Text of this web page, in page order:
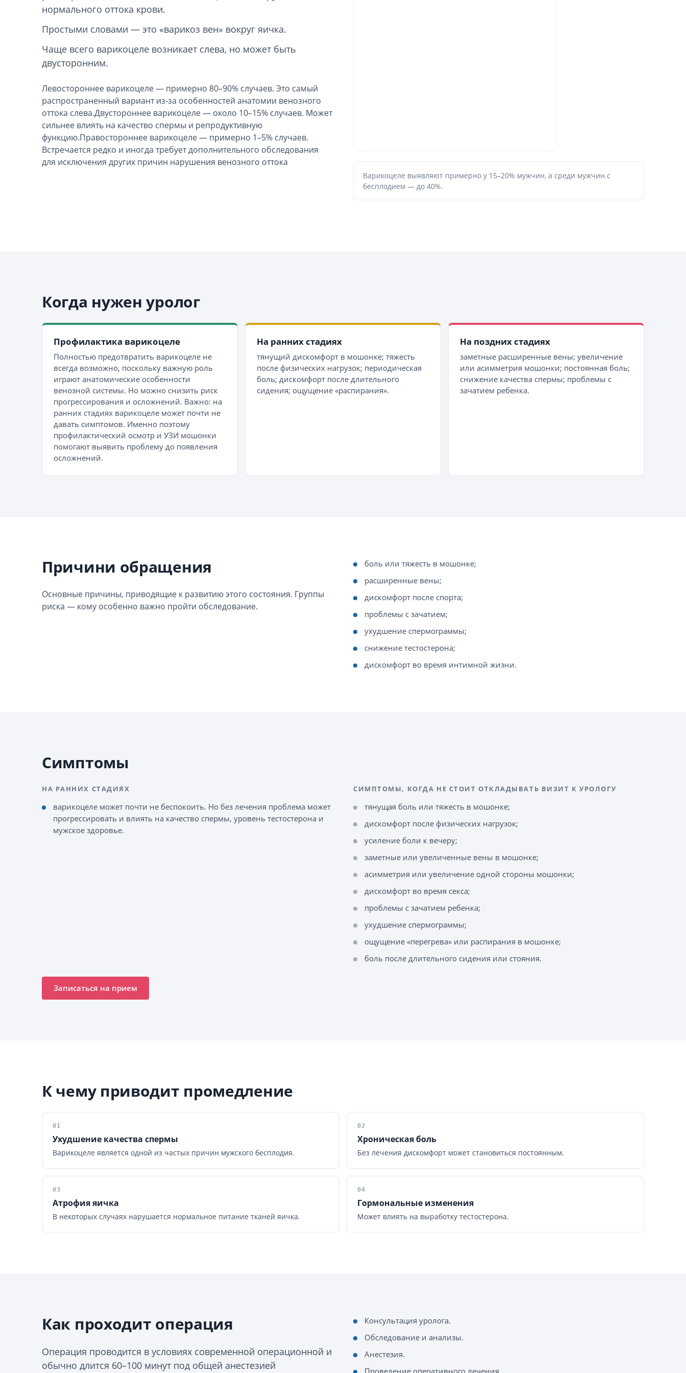
нормального оттока крови.
Простыми словами — это «варикоз вен» вокруг яичка.
Чаще всего варикоцеле возникает слева, но может быть
двусторонним.
Левостороннее варикоцеле — примерно 80–90% случаев. Это самый
распространенный вариант из-за особенностей анатомии венозного
оттока слева.Двустороннее варикоцеле — около 10–15% случаев. Может
сильнее влиять на качество спермы и репродуктивную
функцию.Правостороннее варикоцеле — примерно 1–5% случаев.
Встречается редко и иногда требует дополнительного обследования
для исключения других причин нарушения венозного оттока
Варикоцеле выявляют примерно у 15–20% мужчин, а среди мужчин с
бесплодием — до 40%.
Когда нужен уролог
Профилактика варикоцеле
Полностью предотвратить варикоцеле не
всегда возможно, поскольку важную роль
играют анатомические особенности
венозной системы. Но можно снизить риск
прогрессирования и осложнений. Важно: на
ранних стадиях варикоцеле может почти не
давать симптомов. Именно поэтому
профилактический осмотр и УЗИ мошонки
помогают выявить проблему до появления
осложнений.
На ранних стадиях
тянущий дискомфорт в мошонке; тяжесть
после физических нагрузок; периодическая
боль; дискомфорт после длительного
сидения; ощущение «распирания».
На поздних стадиях
заметные расширенные вены; увеличение
или асимметрия мошонки; постоянная боль;
снижение качества спермы; проблемы с
зачатием ребенка.
Причини обращения
Основные причины, приводящие к развитию этого состояния. Группы
риска — кому особенно важно пройти обследование.
боль или тяжесть в мошонке;
расширенные вены;
дискомфорт после спорта;
проблемы с зачатием;
ухудшение спермограммы;
снижение тестостерона;
дискомфорт во время интимной жизни.
Симптомы
НА РАННИХ СТАДИЯХ
варикоцеле может почти не беспокоить. Но без лечения проблема может
прогрессировать и влиять на качество спермы, уровень тестостерона и
мужское здоровье.
СИМПТОМЫ, КОГДА НЕ СТОИТ ОТКЛАДЫВАТЬ ВИЗИТ К УРОЛОГУ
тянущая боль или тяжесть в мошонке;
дискомфорт после физических нагрузок;
усиление боли к вечеру;
заметные или увеличенные вены в мошонке;
асимметрия или увеличение одной стороны мошонки;
дискомфорт во время секса;
проблемы с зачатием ребенка;
ухудшение спермограммы;
ощущение «перегрева» или распирания в мошонке;
боль после длительного сидения или стояния.
Записаться на прием
К чему приводит промедление
01
Ухудшение качества спермы
Варикоцеле является одной из частых причин мужского бесплодия.
02
Хроническая боль
Без лечения дискомфорт может становиться постоянным.
03
Атрофия яичка
В некоторых случаях нарушается нормальное питание тканей яичка.
04
Гормональные изменения
Может влиять на выработку тестостерона.
Как проходит операция
Операция проводится в условиях современной операционной и
обычно длится 60–100 минут под общей анестезией
Консультация уролога.
Обследование и анализы.
Анестезия.